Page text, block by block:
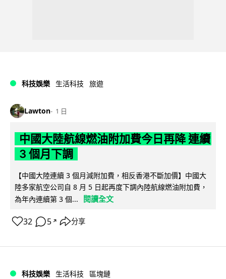
科技娛樂 生活科技 旅遊
Lawton 1 日
中國大陸航線燃油附加費今日再降 連續
3 個月下調
【中國大陸連續 3 個月減附加費，相反香港不斷加價】中國大
陸多家航空公司自 8 月 5 日起再度下調內陸航線燃油附加費，
為年內連續第 3 個...
閱讀全文
32 5 ↗ 分享
科技娛樂 生活科技 區塊鏈